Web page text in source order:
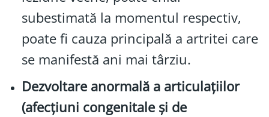
subestimată la momentul respectiv,
poate fi cauza principală a artritei care
se manifestă ani mai târziu.
Dezvoltare anormală a articulațiilor
(afecțiuni congenitale și de